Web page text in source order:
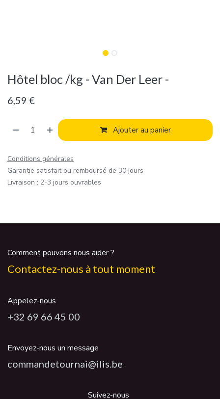
Hôtel bloc /kg - Van Der Leer -
6,59 €
Ajouter au panier
Conditions générales
Garantie satisfait ou remboursé de 30 jours
Livraison : 2-3 jours ouvrables
Comment pouvons nous aider ?
Contactez-nous à tout moment
Appelez-nous
+32 69 66 45 00
Envoyez-nous un message
commandetournai@ilis.be
Suivez-nous